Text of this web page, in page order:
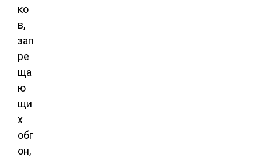
ко
в,
зап
ре
ща
ю
щи
х
обг
он,